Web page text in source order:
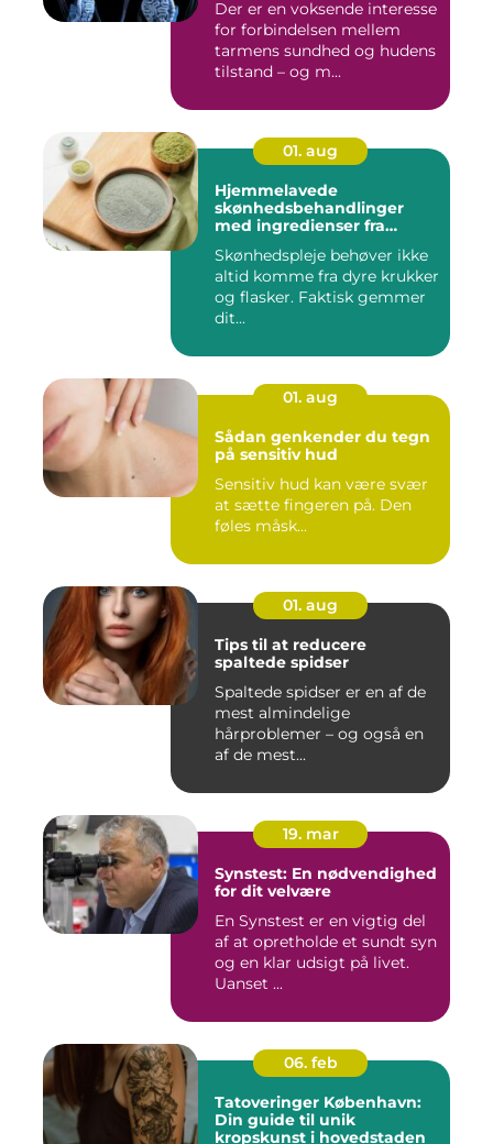
Der er en voksende interesse
for forbindelsen mellem
tarmens sundhed og hudens
tilstand – og m...
01. aug
Hjemmelavede
skønhedsbehandlinger
med ingredienser fra
Skønhedspleje behøver ikke
altid komme fra dyre krukker
og flasker. Faktisk gemmer
dit...
01. aug
Sådan genkender du tegn
på sensitiv hud
Sensitiv hud kan være svær
at sætte fingeren på. Den
føles måsk...
01. aug
Tips til at reducere
spaltede spidser
Spaltede spidser er en af de
mest almindelige
hårproblemer – og også en
af de mest...
19. mar
Synstest: En nødvendighed
for dit velvære
En Synstest er en vigtig del
af at opretholde et sundt syn
og en klar udsigt på livet.
Uanset ...
06. feb
Tatoveringer København:
Din guide til unik
kropskunst i hovedstaden